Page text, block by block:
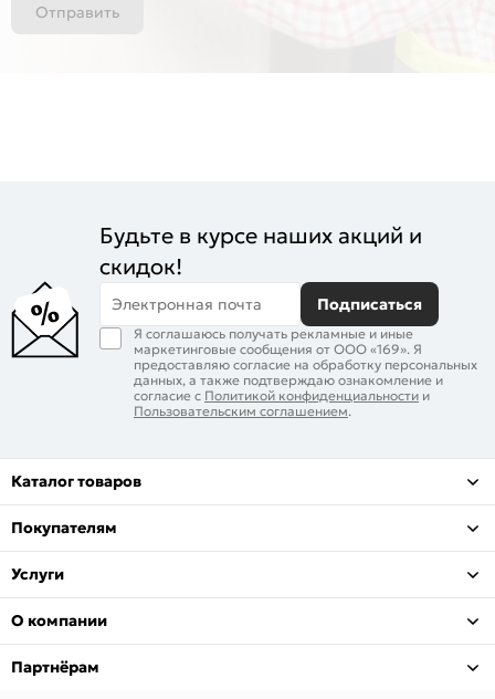
Отправить
Будьте в курсе наших акций и
скидок!
Электронная почта Подписаться
Я соглашаюсь получать рекламные и иные
маркетинговые сообщения от ООО «169». Я
предоставляю согласие на обработку персональных
данных, а также подтверждаю ознакомление и
согласие с Политикой конфиденциальности и
Пользовательским соглашением.
Каталог товаров
Покупателям
Услуги
О компании
Партнёрам